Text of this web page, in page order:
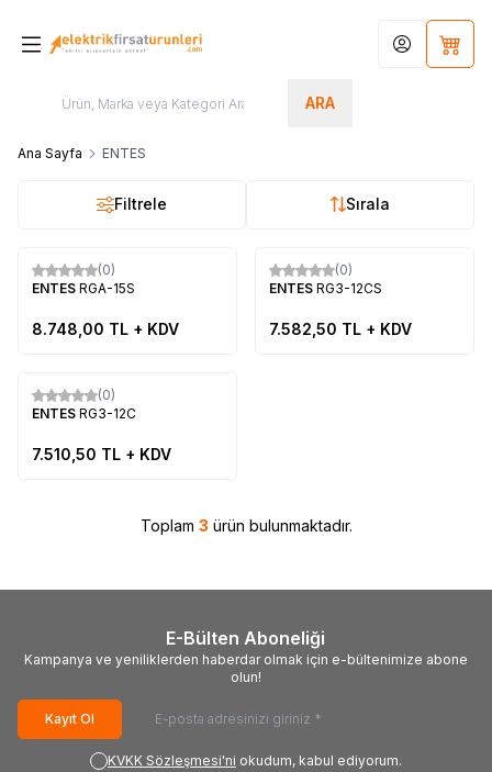
ARA
Hesabım
Ana Sayfa ENTES
Filtrele Sırala
Yeni
(0)
ENTES RGA-15S
8.748,00 TL + KDV
(0)
ENTES RG3-12CS
7.582,50 TL + KDV
Yeni
(0)
ENTES RG3-12C
7.510,50 TL + KDV
Toplam 3 ürün bulunmaktadır.
E-Bülten Aboneliği
Kampanya ve yeniliklerden haberdar olmak için e-bültenimize abone
olun!
Kayıt Ol
KVKK Sözleşmesi'ni okudum, kabul ediyorum.